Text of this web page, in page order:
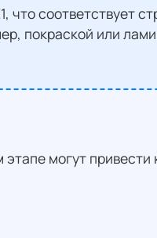
соответствует
покраской или
могут привести